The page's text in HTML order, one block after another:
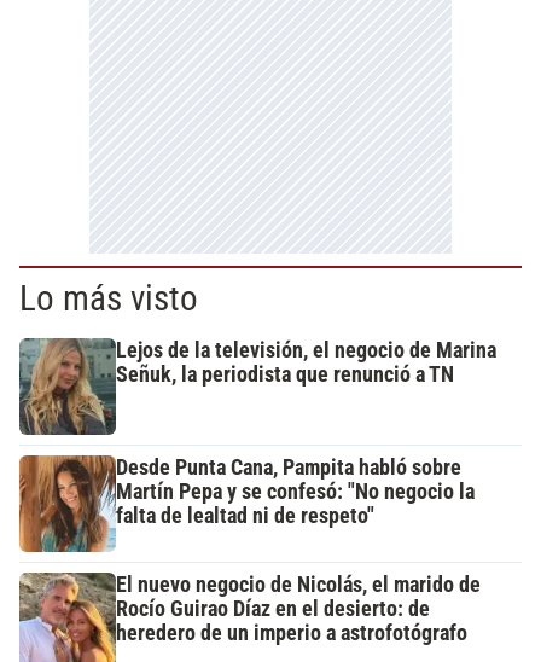
Lo más visto
Lejos de la televisión, el negocio de Marina
Señuk, la periodista que renunció a TN
Desde Punta Cana, Pampita habló sobre
Martín Pepa y se confesó: "No negocio la
falta de lealtad ni de respeto"
El nuevo negocio de Nicolás, el marido de
Rocío Guirao Díaz en el desierto: de
heredero de un imperio a astrofotógrafo